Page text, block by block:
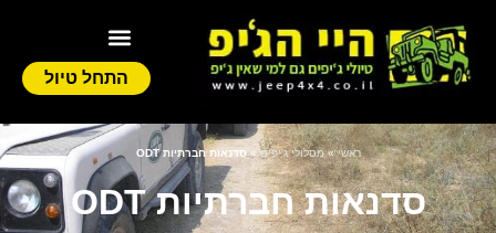
התחל טיול
ראשי»מסלולי ג'יפים»סדנאות חברתיות ODT
סדנאות חברתיות ODT